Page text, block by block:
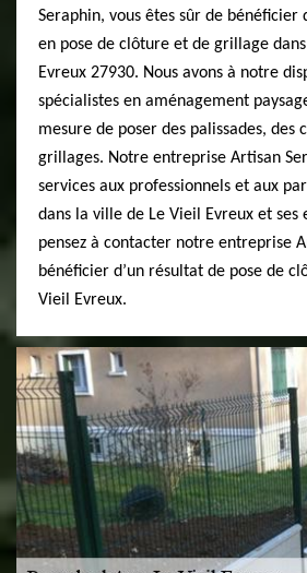
Seraphin, vous êtes sûr de bénéficier
en pose de clôture et de grillage
Evreux 27930. Nous avons à notre
spécialistes en aménagement
mesure de poser des palissades, des
grillages. Notre entreprise Artisan
services aux professionnels et aux
dans la ville de Le Vieil Evreux et ses
pensez à contacter notre entreprise
bénéficier d’un résultat de pose de
Vieil Evreux.